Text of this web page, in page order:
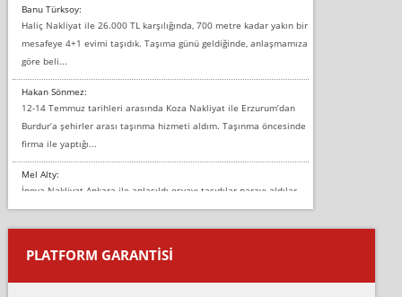
Banu Türksoy:
Haliç Nakliyat ile 26.000 TL karşılığında, 700 metre kadar yakın bir
mesafeye 4+1 evimi taşıdık. Taşıma günü geldiğinde, anlaşmamıza
göre beli...
Hakan Sönmez:
12-14 Temmuz tarihleri arasında Koza Nakliyat ile Erzurum’dan
Burdur’a şehirler arası taşınma hizmeti aldım. Taşınma öncesinde
firma ile yaptığı...
Mel Alty:
İnova Nakliyat Ankara ile anlaşıldı eşyayı taşıdılar parayı aldılar.
Salon duvarına bir baktım birisi boydan alüminyum renkli bantı
yapıştırm...
Murat:
PLATFORM GARANTİSİ